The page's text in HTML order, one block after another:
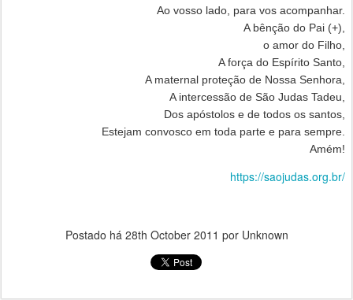
Ao vosso lado, para vos acompanhar.
A bênção do Pai (+),
o amor do Filho,
A força do Espírito Santo,
A maternal proteção de Nossa Senhora,
A intercessão de São Judas Tadeu,
Dos apóstolos e de todos os santos,
Estejam convosco em toda parte e para sempre.
Amém!
https://saojudas.org.br/
Postado há 28th October 2011 por Unknown